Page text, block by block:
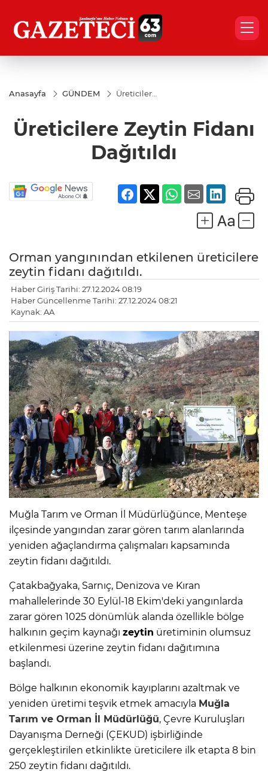
Anasayfa GÜNDEM
Üreticilere
Dağıtıldı
Üreticilere Zeytin Fidanı
Dağıtıldı
Orman yangınından etkilenen üreticilere
zeytin fidanı dağıtıldı.
Haber Giriş Tarihi: 27.12.2024 08:19
Haber Güncellenme Tarihi: 27.12.2024 08:21
Kaynak: AA
Muğla Tarım ve Orman İl Müdürlüğünce, Menteşe
ilçesinde yangından zarar gören tarım alanlarında
yeniden ağaçlandırma çalışmaları kapsamında
zeytin fidanı dağıtıldı.
Çatakbağyaka, Sarnıç, Denizova ve Kıran
mahallelerinde 30 Eylül-18 Ekim'deki yangınlarda
zarar gören 1025 dönümlük alanda özellikle bölge
halkının geçim kaynağı zeytin üretiminin olumsuz
etkilenmesi üzerine zeytin fidanı dağıtımına
başlandı.
Bölge halkının ekonomik kayıplarını azaltmak ve
yeniden üretimi teşvik etmek amacıyla Muğla
Tarım ve Orman İl Müdürlüğü, Çevre Kuruluşları
Dayanışma Derneği (ÇEKUD) işbirliğinde
gerçekleştirilen etkinlikte üreticilere ilk etapta 8 bin
250 zeytin fidanı dağıtıldı.